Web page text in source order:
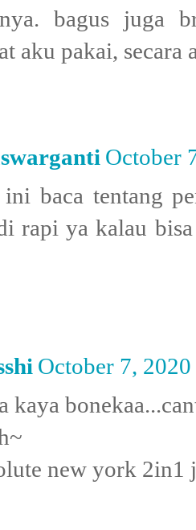
bagus juga
aku pakai,
October
baca tentang
rapi ya kalau
October 7,
kaya
new york 2in1